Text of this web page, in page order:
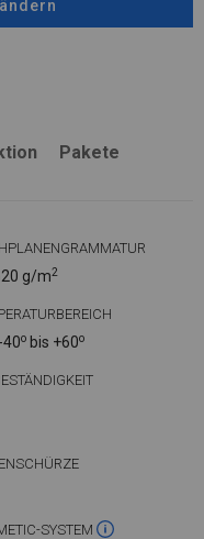
Pakete
g/m2
40o bis +60o
SYSTEM